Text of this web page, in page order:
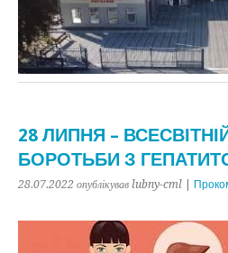
28 ЛИПНЯ –
БОРОТЬБИ З
28.07.2022 опублікував lubny-cml